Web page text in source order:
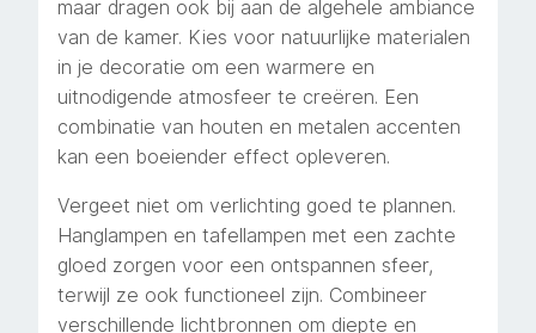
maar dragen ook bij aan de algehele ambiance
van de kamer. Kies voor natuurlijke materialen
in je decoratie om een warmere en
uitnodigende atmosfeer te creëren. Een
combinatie van houten en metalen accenten
kan een boeiender effect opleveren.
Vergeet niet om verlichting goed te plannen.
Hanglampen en tafellampen met een zachte
gloed zorgen voor een ontspannen sfeer,
terwijl ze ook functioneel zijn. Combineer
verschillende lichtbronnen om diepte en